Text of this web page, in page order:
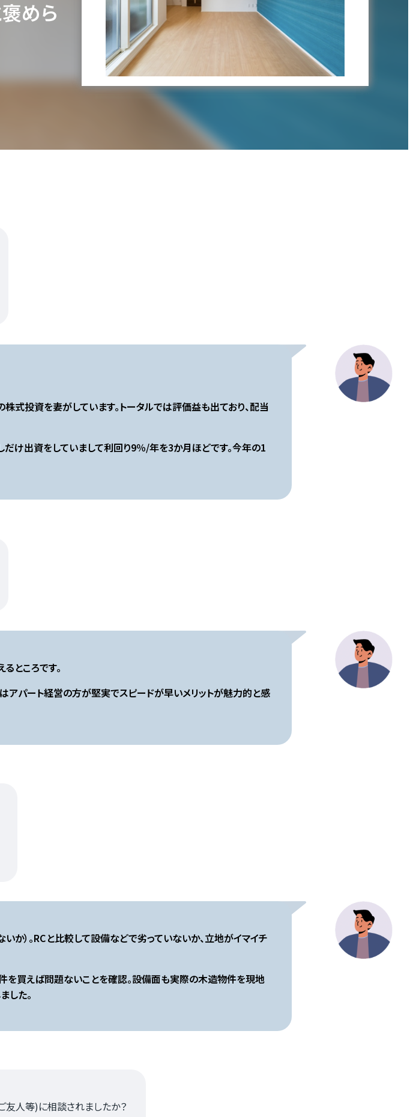
お客様の声
お役立ちガイド
お知らせ
めら
式投資を妻がしています。トータルでは評価益も出ており、配当
だけ出資をしていまして利回り9％/年を3か月ほどです。今年の1
ところです。
パート経営の方が堅実でスピードが早いメリットが魅力的と感
）。RCと比較して設備などで劣っていないか、立地がイマイチ
買えば問題ないことを確認。設備面も実際の木造物件を現地
した。
友人等)に相談されましたか？